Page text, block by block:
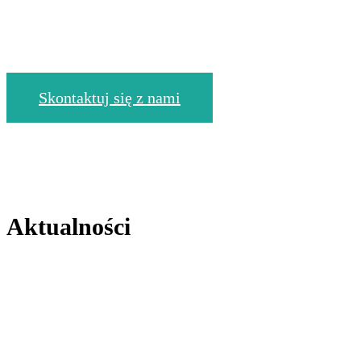
Skontaktuj się z nami
Aktualności